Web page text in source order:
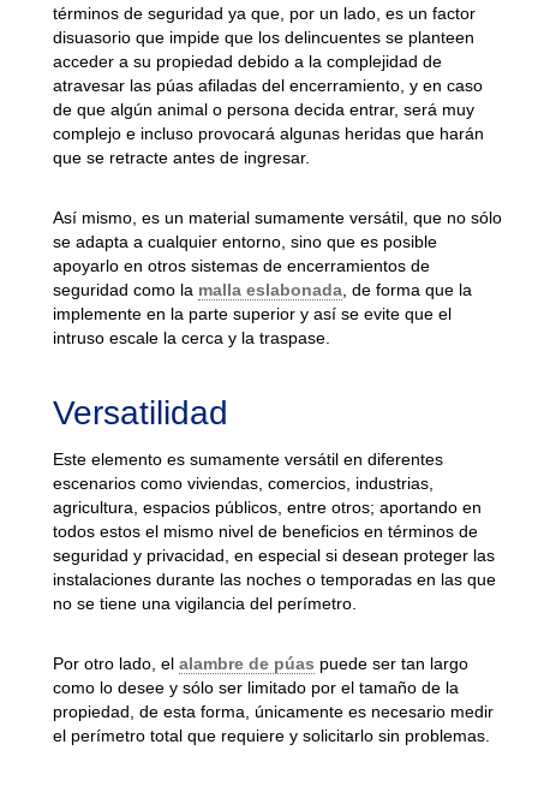
términos de seguridad ya que, por un lado, es un factor
disuasorio que impide que los delincuentes se planteen
acceder a su propiedad debido a la complejidad de
atravesar las púas afiladas del encerramiento, y en caso
de que algún animal o persona decida entrar, será muy
complejo e incluso provocará algunas heridas que harán
que se retracte antes de ingresar.
Así mismo, es un material sumamente versátil, que no sólo
se adapta a cualquier entorno, sino que es posible
apoyarlo en otros sistemas de encerramientos de
seguridad como la malla eslabonada, de forma que la
implemente en la parte superior y así se evite que el
intruso escale la cerca y la traspase.
Versatilidad
Este elemento es sumamente versátil en diferentes
escenarios como viviendas, comercios, industrias,
agricultura, espacios públicos, entre otros; aportando en
todos estos el mismo nivel de beneficios en términos de
seguridad y privacidad, en especial si desean proteger las
instalaciones durante las noches o temporadas en las que
no se tiene una vigilancia del perímetro.
Por otro lado, el alambre de púas puede ser tan largo
como lo desee y sólo ser limitado por el tamaño de la
propiedad, de esta forma, únicamente es necesario medir
el perímetro total que requiere y solicitarlo sin problemas.